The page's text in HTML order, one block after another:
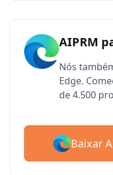
AIPRM
Nós
Edge.
de 4.500
Baixar